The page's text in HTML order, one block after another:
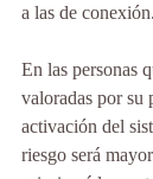
a las de conexión.
En las personas
valoradas por su
activación del
riesgo será